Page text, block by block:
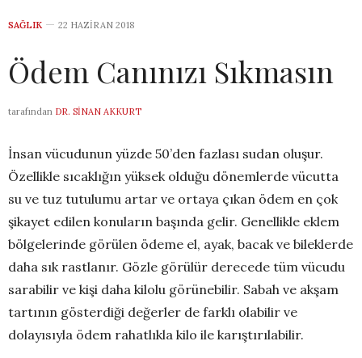
SAĞLIK 22 HAZIRAN 2018
Ödem Canınızı Sıkmasın
tarafından DR. SINAN AKKURT
İnsan vücudunun yüzde 50’den fazlası sudan oluşur.
Özellikle sıcaklığın yüksek olduğu dönemlerde vücutta
su ve tuz tutulumu artar ve ortaya çıkan ödem en çok
şikayet edilen konuların başında gelir. Genellikle eklem
bölgelerinde görülen ödeme el, ayak, bacak ve bileklerde
daha sık rastlanır. Gözle görülür derecede tüm vücudu
sarabilir ve kişi daha kilolu görünebilir. Sabah ve akşam
tartının gösterdiği değerler de farklı olabilir ve
dolayısıyla ödem rahatlıkla kilo ile karıştırılabilir.